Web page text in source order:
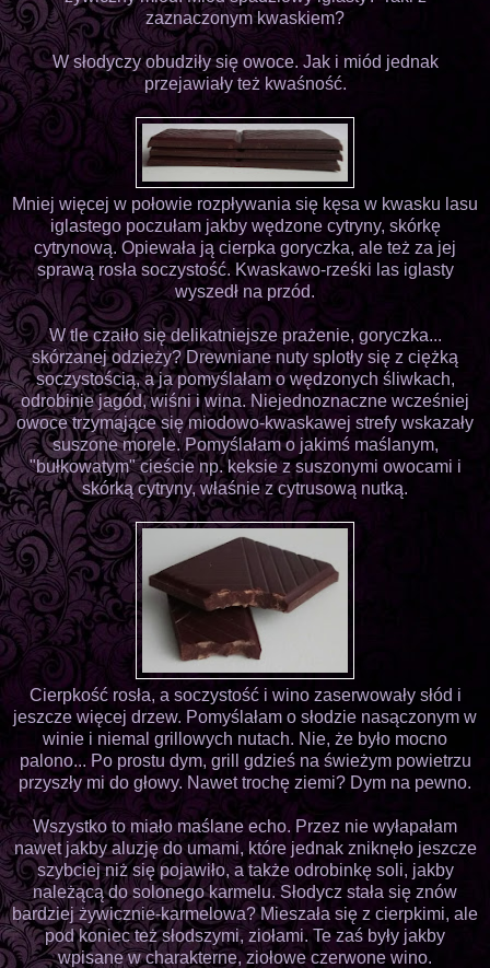
zaznaczonym kwaskiem?
W słodyczy obudziły się owoce. Jak i miód jednak
przejawiały też kwaśność.
Mniej więcej w połowie rozpływania się kęsa w kwasku lasu
iglastego poczułam jakby wędzone cytryny, skórkę
cytrynową. Opiewała ją cierpka goryczka, ale też za jej
sprawą rosła soczystość. Kwaskawo-rześki las iglasty
wyszedł na przód.
W tle czaiło się delikatniejsze prażenie, goryczka...
skórzanej odzieży? Drewniane nuty splotły się z ciężką
soczystością, a ja pomyślałam o wędzonych śliwkach,
odrobinie jagód, wiśni i wina. Niejednoznaczne wcześniej
owoce trzymające się miodowo-kwaskawej strefy wskazały
suszone morele. Pomyślałam o jakimś maślanym,
"bułkowatym" cieście np. keksie z suszonymi owocami i
skórką cytryny, właśnie z cytrusową nutką.
Cierpkość rosła, a soczystość i wino zaserwowały słód i
jeszcze więcej drzew. Pomyślałam o słodzie nasączonym w
winie i niemal grillowych nutach. Nie, że było mocno
palono... Po prostu dym, grill gdzieś na świeżym powietrzu
przyszły mi do głowy. Nawet trochę ziemi? Dym na pewno.
Wszystko to miało maślane echo. Przez nie wyłapałam
nawet jakby aluzję do umami, które jednak zniknęło jeszcze
szybciej niż się pojawiło, a także odrobinkę soli, jakby
należącą do solonego karmelu. Słodycz stała się znów
bardziej żywicznie-karmelowa? Mieszała się z cierpkimi, ale
pod koniec też słodszymi, ziołami. Te zaś były jakby
wpisane w charakterne, ziołowe czerwone wino.